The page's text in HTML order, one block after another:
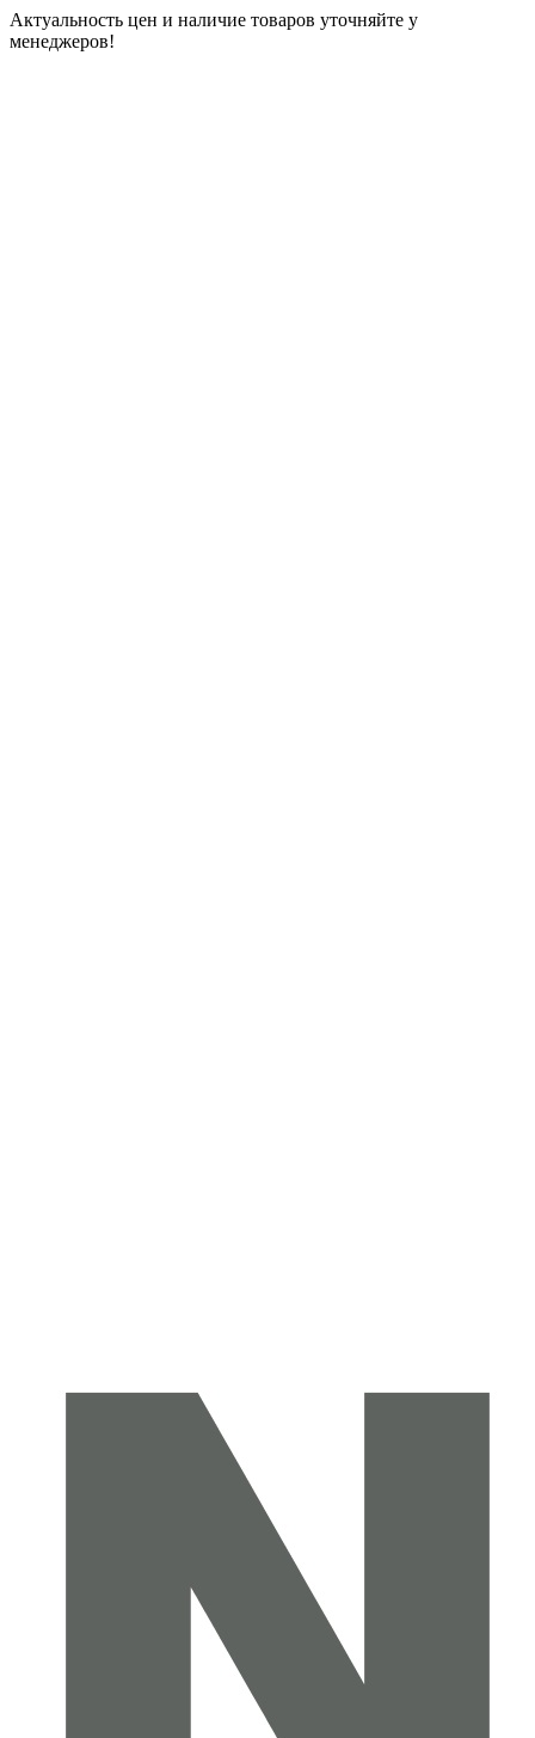
Актуальность цен и наличие товаров уточняйте у
менеджеров!